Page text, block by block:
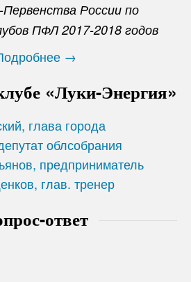
России по
ПФЛ 2017-2018 годов
→
«Луки-Энергия»
глава города
облсобрания
предприниматель
глав. тренер
ответ